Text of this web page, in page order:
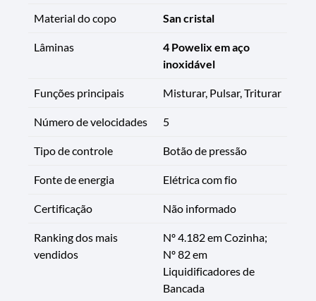
Material do copo San cristal
Lâminas
4 Powelix em aço
inoxidável
Funções principais Misturar, Pulsar, Triturar
Número de velocidades 5
Tipo de controle Botão de pressão
Fonte de energia Elétrica com fio
Certificação Não informado
Ranking dos mais
vendidos
Nº 4.182 em Cozinha;
Nº 82 em
Liquidificadores de
Bancada